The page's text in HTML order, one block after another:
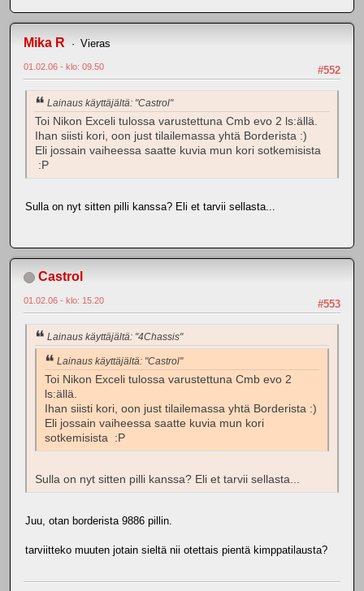
Mika R Vieras
#552
01.02.06 - klo: 09.50
Lainaus käyttäjältä: "Castrol"
Toi Nikon Exceli tulossa varustettuna Cmb evo 2 ls:ällä.
Ihan siisti kori, oon just tilailemassa yhtä Borderista :)
Eli jossain vaiheessa saatte kuvia mun kori sotkemisista
:P
Sulla on nyt sitten pilli kanssa? Eli et tarvii sellasta...
Castrol
#553
01.02.06 - klo: 15.20
Lainaus käyttäjältä: "4Chassis"
Lainaus käyttäjältä: "Castrol"
Toi Nikon Exceli tulossa varustettuna Cmb evo 2
ls:ällä.
Ihan siisti kori, oon just tilailemassa yhtä Borderista :)
Eli jossain vaiheessa saatte kuvia mun kori
sotkemisista :P
Sulla on nyt sitten pilli kanssa? Eli et tarvii sellasta...
Juu, otan borderista 9886 pillin.
tarviitteko muuten jotain sieltä nii otettais pientä kimppatilausta?